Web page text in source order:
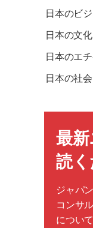
日本のビ
日本の文化
日本のエ
日本の社会
最
読
ジャパ
コンサ
につい